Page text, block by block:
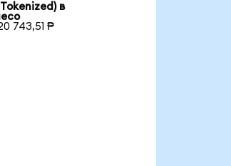
в
743,51 ₱